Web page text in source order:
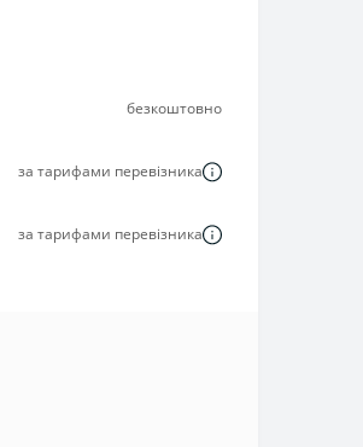
безкоштовно
за тарифами перевізника
за тарифами перевізника